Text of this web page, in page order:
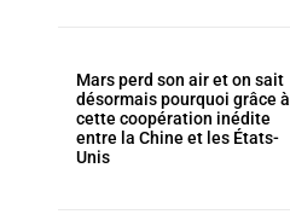
Mars perd son air et on sait
désormais pourquoi grâce à
cette coopération inédite
entre la Chine et les États-
Unis